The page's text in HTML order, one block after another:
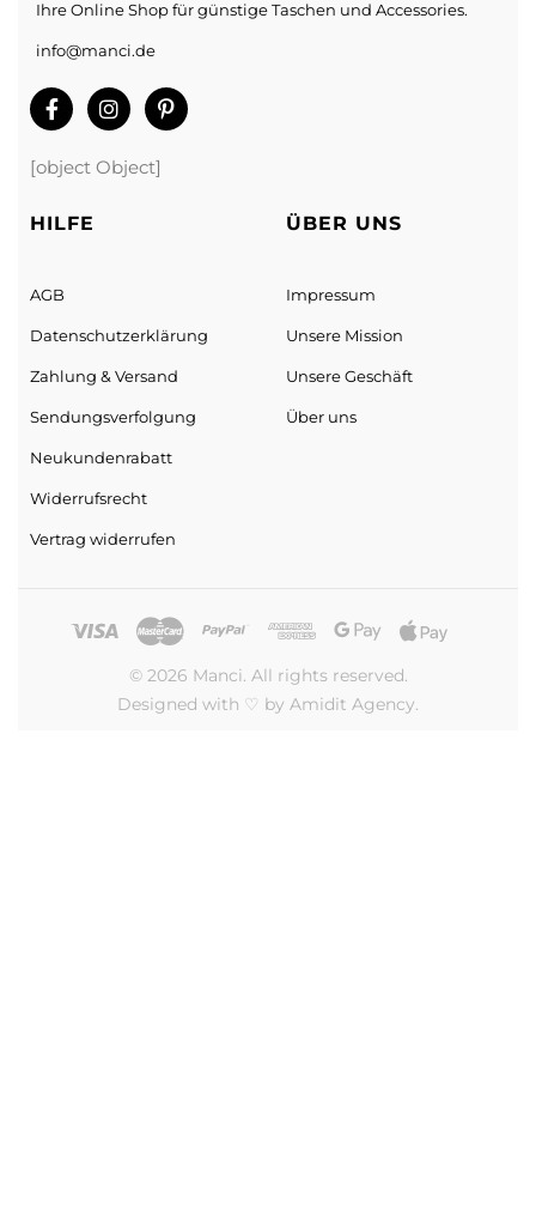
Ihre Online Shop für günstige Taschen und Accessories.
info@manci.de
[object Object]
HILFE
AGB
Datenschutz­erklärung
Zahlung & Versand
Sendungs­verfolgung
Neukundenrabatt
Widerrufsrecht
Vertrag widerrufen
ÜBER UNS
Impressum
Unsere Mission
Unsere Geschäft
Über uns
© 2026 Manci. All rights reserved.
Designed with ♡ by Amidit Agency.